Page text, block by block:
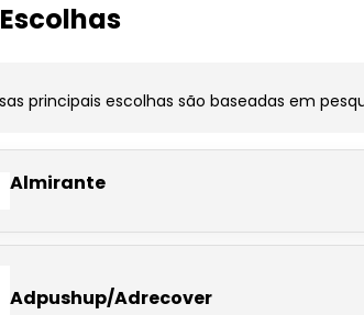
principais escolhas são baseadas em
Almirante
Adpushup/Adrecover